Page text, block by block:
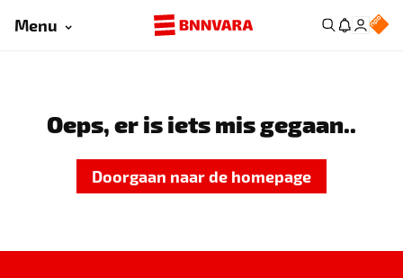
Menu
Oeps, er is iets mis gegaan..
Doorgaan naar de homepage